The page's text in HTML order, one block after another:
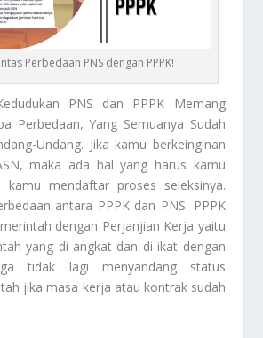
Perbedaan PNS dengan PPPK!
PNS dan PPPK Memang
Perbedaan, Yang Semuanya Sudah
Undang. Jika kamu berkeinginan
maka ada hal yang harus kamu
kamu mendaftar proses seleksinya.
antara PPPK dan PNS. PPPK
dengan Perjanjian Kerja yaitu
yang di angkat dan di ikat dengan
tidak lagi menyandang status
jika masa kerja atau kontrak sudah